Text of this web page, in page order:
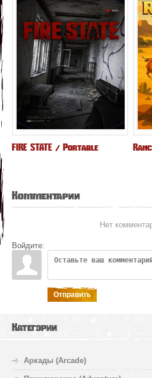
FIRE STATE / Portable
Комментарии
Нет
Войдите:
Отправить
Категории
Аркады (Arcade)